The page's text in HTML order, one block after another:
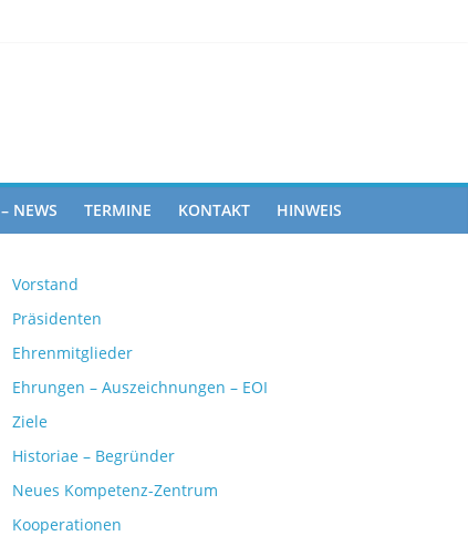
HINWEIS
KONTAKT
TERMINE
NEWS
Vorstand
Präsidenten
Ehrenmitglieder
Ehrungen – Auszeichnungen – EOI
Ziele
Historiae – Begründer
Neues Kompetenz-Zentrum
Kooperationen